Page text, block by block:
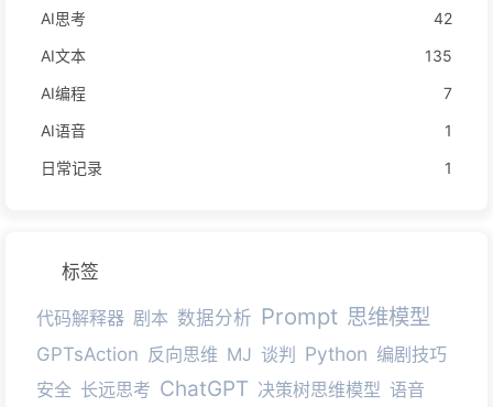
AI思考
42
AI文本
135
AI编程
7
AI语音
1
日常记录
1
标签
代码解释器 剧本 数据分析 Prompt 思维模型
GPTsAction 反向思维 MJ 谈判 Python 编剧技巧
安全 长远思考 ChatGPT 决策树思维模型 语音